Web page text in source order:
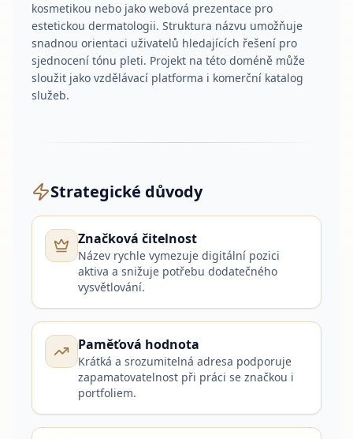
kosmetikou nebo jako webová prezentace pro
estetickou dermatologii. Struktura názvu umožňuje
snadnou orientaci uživatelů hledajících řešení pro
sjednocení tónu pleti. Projekt na této doméně může
sloužit jako vzdělávací platforma i komerční katalog
služeb.
Strategické důvody
Značková čitelnost
Název rychle vymezuje digitální pozici
aktiva a snižuje potřebu dodatečného
vysvětlování.
Paměťová hodnota
Krátká a srozumitelná adresa podporuje
zapamatovatelnost při práci se značkou i
portfoliem.